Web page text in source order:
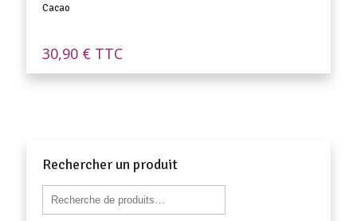
Cacao
30,90 € TTC
Rechercher un produit